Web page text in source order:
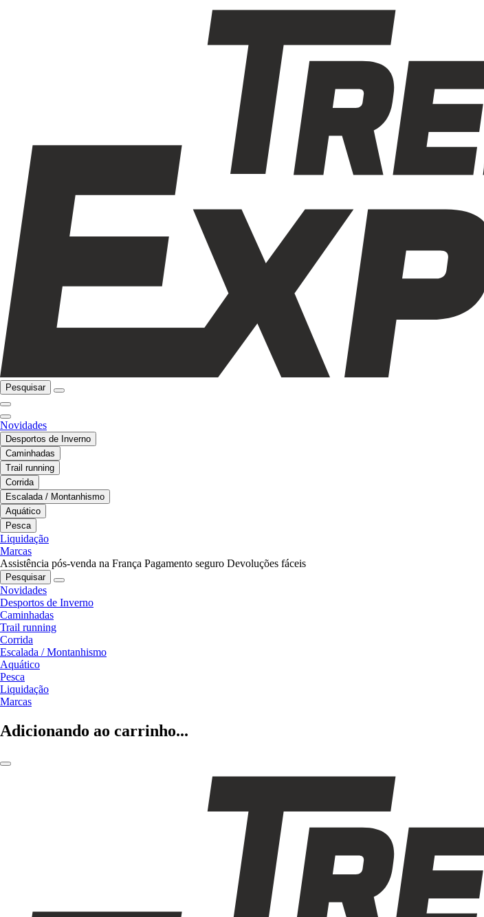
Pesquisar
Novidades
Desportos de Inverno
Caminhadas
Trail running
Corrida
Escalada / Montanhismo
Aquático
Pesca
Liquidação
Marcas
Assistência pós-venda na França Pagamento seguro Devoluções fáceis
Pesquisar
Novidades
Desportos de Inverno
Caminhadas
Trail running
Corrida
Escalada / Montanhismo
Aquático
Pesca
Liquidação
Marcas
Adicionando ao carrinho...